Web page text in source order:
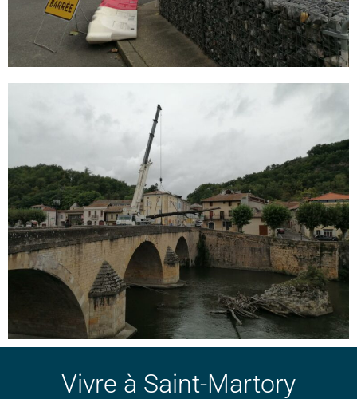
Vivre à Saint-Martory